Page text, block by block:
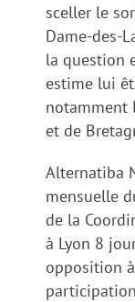
sceller le
Dame-des-
la question
estime lui
notamment
et de
Alternatiba
mensuelle
de la
à Lyon 8
opposition